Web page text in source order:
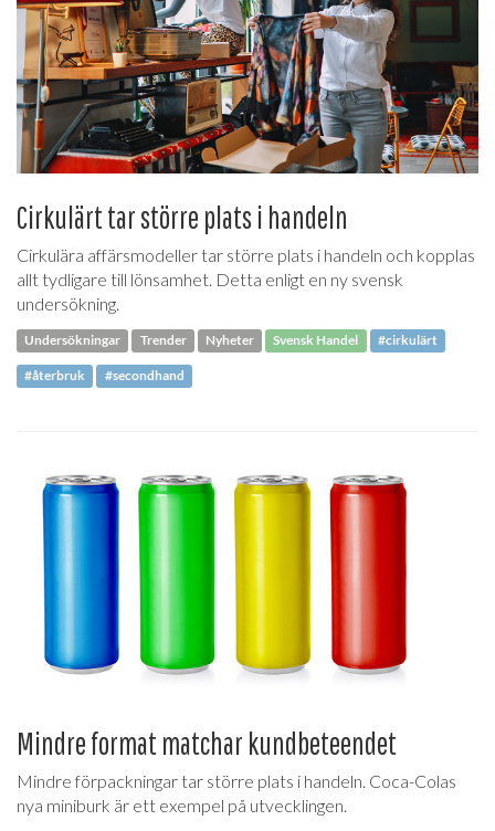
Cirkulärt tar större plats i handeln
Cirkulära affärsmodeller tar större plats i handeln och kopplas
allt tydligare till lönsamhet. Detta enligt en ny svensk
undersökning.
Undersökningar Trender Nyheter Svensk Handel #cirkulärt
#återbruk #secondhand
Mindre format matchar kundbeteendet
Mindre förpackningar tar större plats i handeln. Coca-Colas
nya miniburk är ett exempel på utvecklingen.